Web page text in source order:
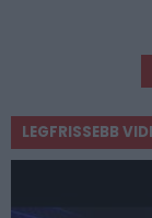
LEGFRISSEBB